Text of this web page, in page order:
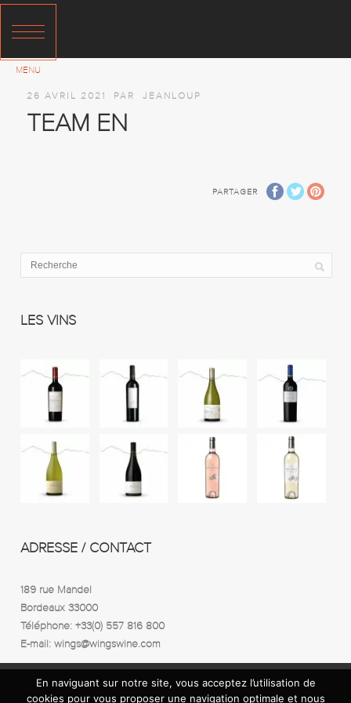
26 AVRIL 2021 PAR JEANLOUP
TEAM EN
PARTAGER
LES VINS
ADRESSE / CONTACT
189 rue Mandel
Bordeaux 33000
Téléphone: +33(0) 557 816 800
E-mail: wings@wingswine.com
En naviguant sur notre site, vous acceptez l’utilisation de
cookies pour vous proposer une navigation optimale et nous